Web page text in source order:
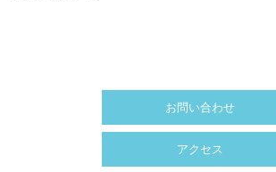
お問い合わせ
アクセス